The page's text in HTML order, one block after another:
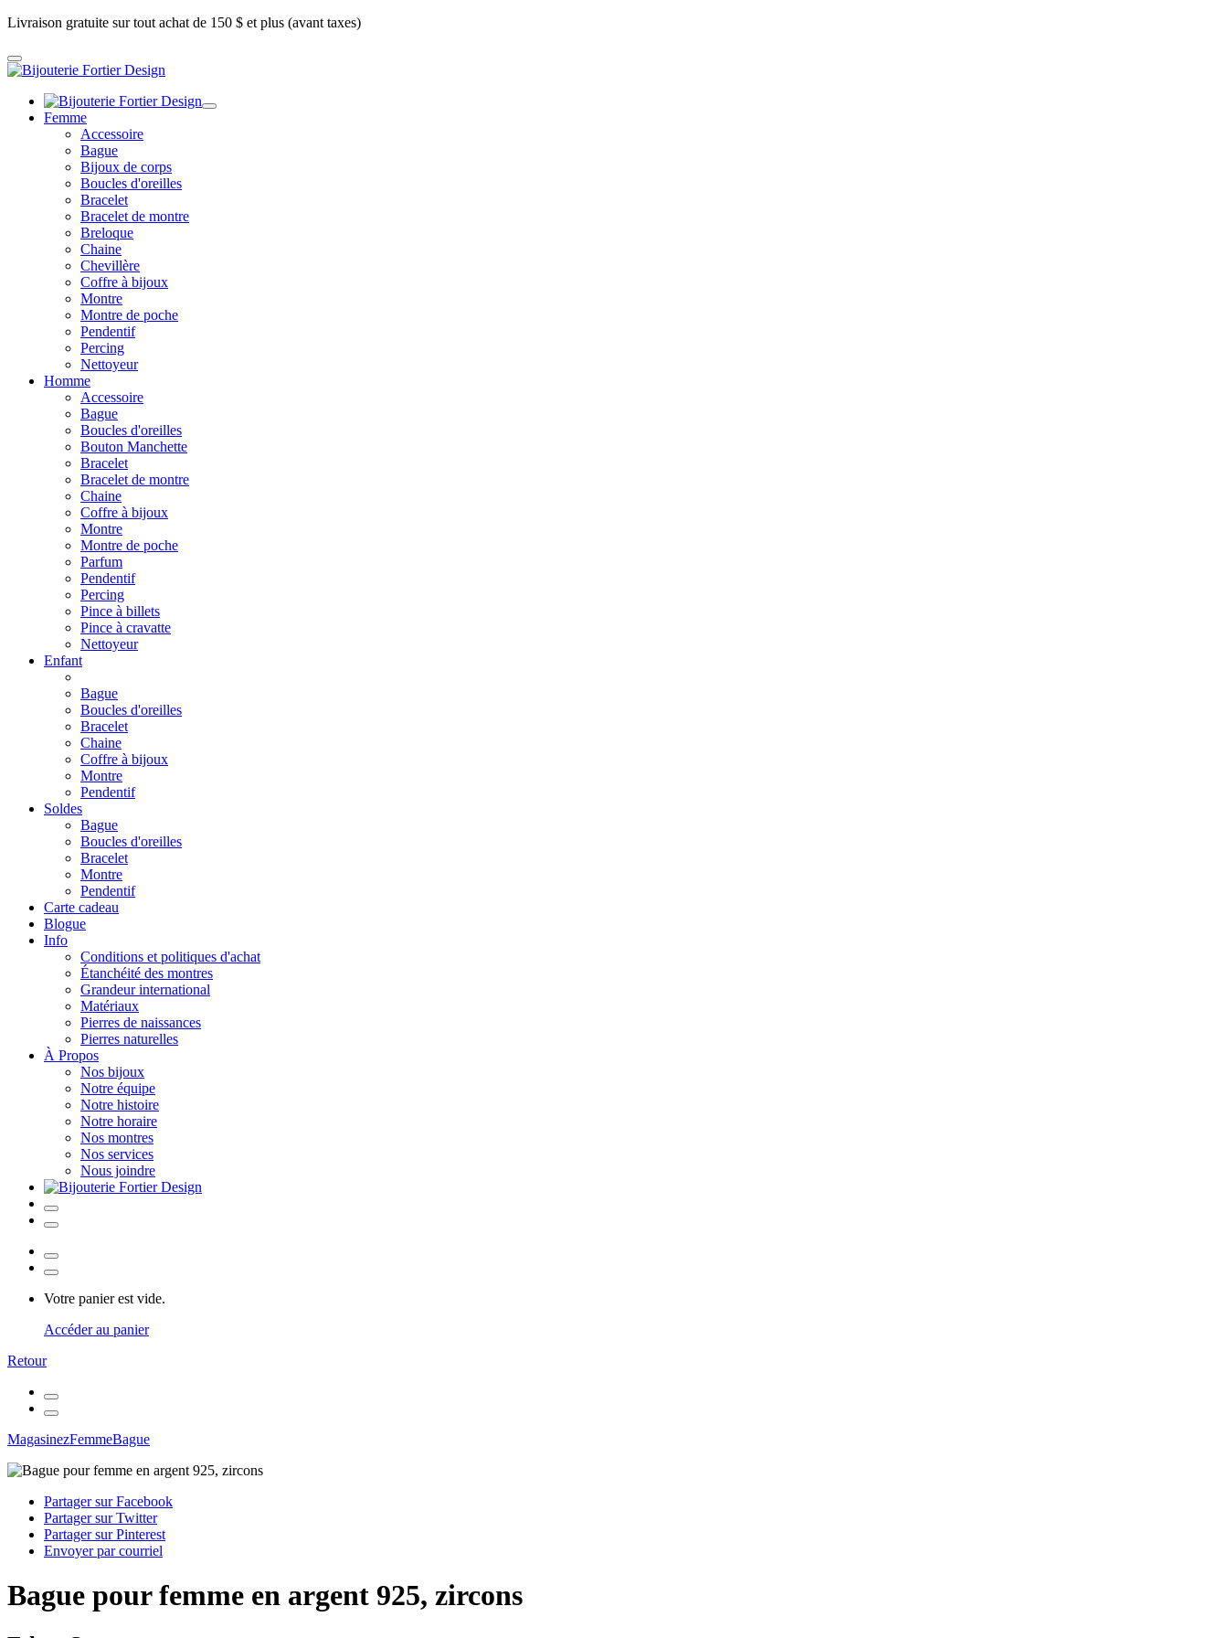
Livraison gratuite sur tout achat de 150 $ et plus (avant taxes)
Femme
Accessoire
Bague
Bijoux de corps
Boucles d'oreilles
Bracelet
Bracelet de montre
Breloque
Chaine
Chevillère
Coffre à bijoux
Montre
Montre de poche
Pendentif
Percing
Nettoyeur
Homme
Accessoire
Bague
Boucles d'oreilles
Bouton Manchette
Bracelet
Bracelet de montre
Chaine
Coffre à bijoux
Montre
Montre de poche
Parfum
Pendentif
Percing
Pince à billets
Pince à cravatte
Nettoyeur
Enfant
Bague
Boucles d'oreilles
Bracelet
Chaine
Coffre à bijoux
Montre
Pendentif
Soldes
Bague
Boucles d'oreilles
Bracelet
Montre
Pendentif
Carte cadeau
Blogue
Info
Conditions et politiques d'achat
Étanchéité des montres
Grandeur international
Matériaux
Pierres de naissances
Pierres naturelles
À Propos
Nos bijoux
Notre équipe
Notre histoire
Notre horaire
Nos montres
Nos services
Nous joindre
Votre panier est vide.
Accéder au panier
Retour
MagasinezFemmeBague
Partager sur Facebook
Partager sur Twitter
Partager sur Pinterest
Envoyer par courriel
Bague pour femme en argent 925, zircons